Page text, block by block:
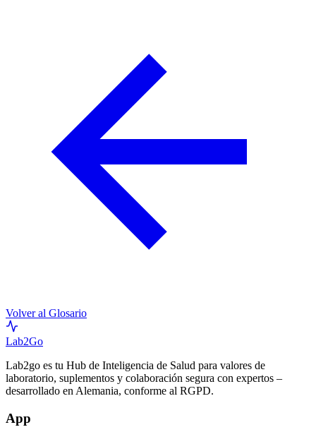
Volver al Glosario
Lab2Go
Lab2go es tu Hub de Inteligencia de Salud para valores de
laboratorio, suplementos y colaboración segura con expertos –
desarrollado en Alemania, conforme al RGPD.
App